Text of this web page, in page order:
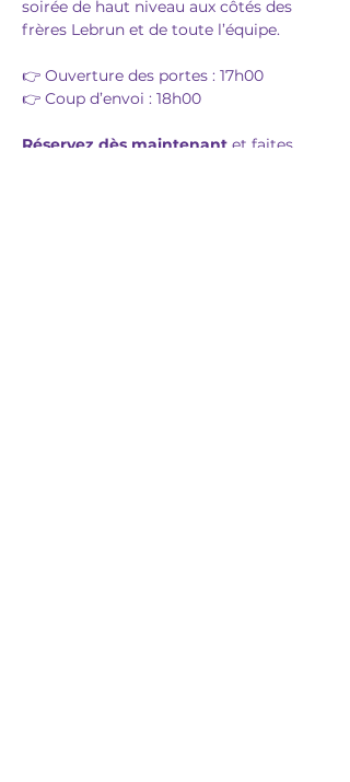
soirée de haut niveau aux côtés des
frères Lebrun et de toute l’équipe.
👉 Ouverture des portes : 17h00
👉 Coup d’envoi : 18h00
Réservez dès maintenant et faites